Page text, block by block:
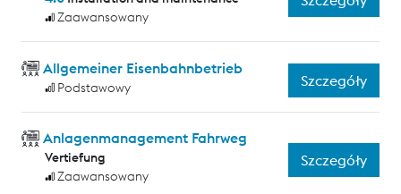
Zaawansowany
Allgemeiner Eisenbahnbetrieb
Podstawowy Szczegóły
Anlagenmanagement Fahrweg
Vertiefung
Zaawansowany
Szczegóły